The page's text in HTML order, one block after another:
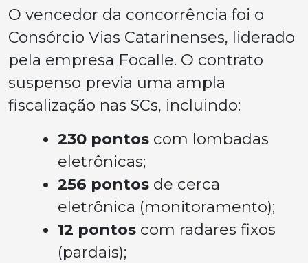
O vencedor da concorrência foi o
Consórcio Vias Catarinenses, liderado
pela empresa Focalle. O contrato
suspenso previa uma ampla
fiscalização nas SCs, incluindo:
230 pontos com lombadas
eletrônicas;
256 pontos de cerca
eletrônica (monitoramento);
12 pontos com radares fixos
(pardais);